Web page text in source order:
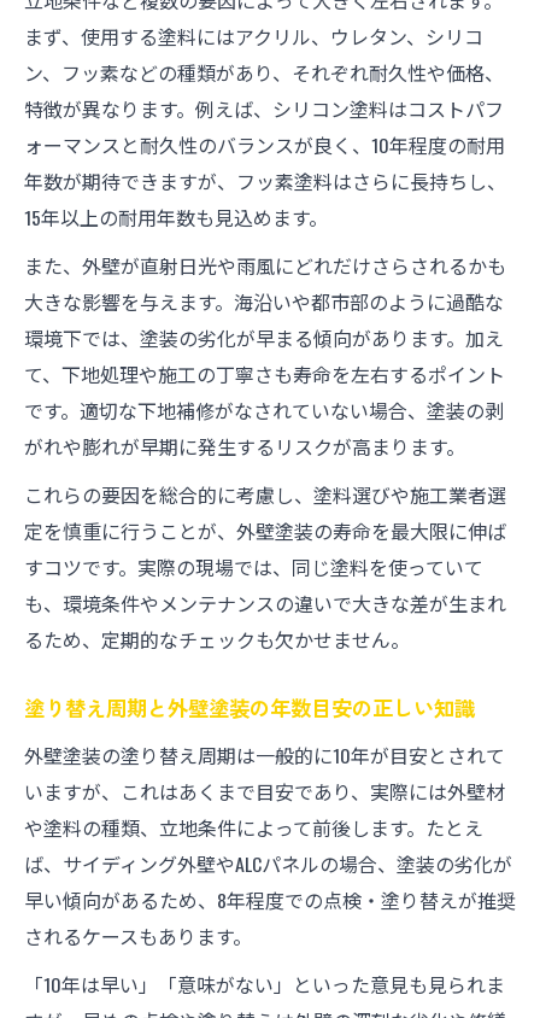
まず、使用する塗料にはアクリル、ウレタン、シリコ
ン、フッ素などの種類があり、それぞれ耐久性や価格、
特徴が異なります。例えば、シリコン塗料はコストパフ
ォーマンスと耐久性のバランスが良く、10年程度の耐用
年数が期待できますが、フッ素塗料はさらに長持ちし、
15年以上の耐用年数も見込めます。
また、外壁が直射日光や雨風にどれだけさらされるかも
大きな影響を与えます。海沿いや都市部のように過酷な
環境下では、塗装の劣化が早まる傾向があります。加え
て、下地処理や施工の丁寧さも寿命を左右するポイント
です。適切な下地補修がなされていない場合、塗装の剥
がれや膨れが早期に発生するリスクが高まります。
これらの要因を総合的に考慮し、塗料選びや施工業者選
定を慎重に行うことが、外壁塗装の寿命を最大限に伸ば
すコツです。実際の現場では、同じ塗料を使っていて
も、環境条件やメンテナンスの違いで大きな差が生まれ
るため、定期的なチェックも欠かせません。
塗り替え周期と外壁塗装の年数目安の正しい知識
外壁塗装の塗り替え周期は一般的に10年が目安とされて
いますが、これはあくまで目安であり、実際には外壁材
や塗料の種類、立地条件によって前後します。たとえ
ば、サイディング外壁やALCパネルの場合、塗装の劣化が
早い傾向があるため、8年程度での点検・塗り替えが推奨
されるケースもあります。
「10年は早い」「意味がない」といった意見も見られま